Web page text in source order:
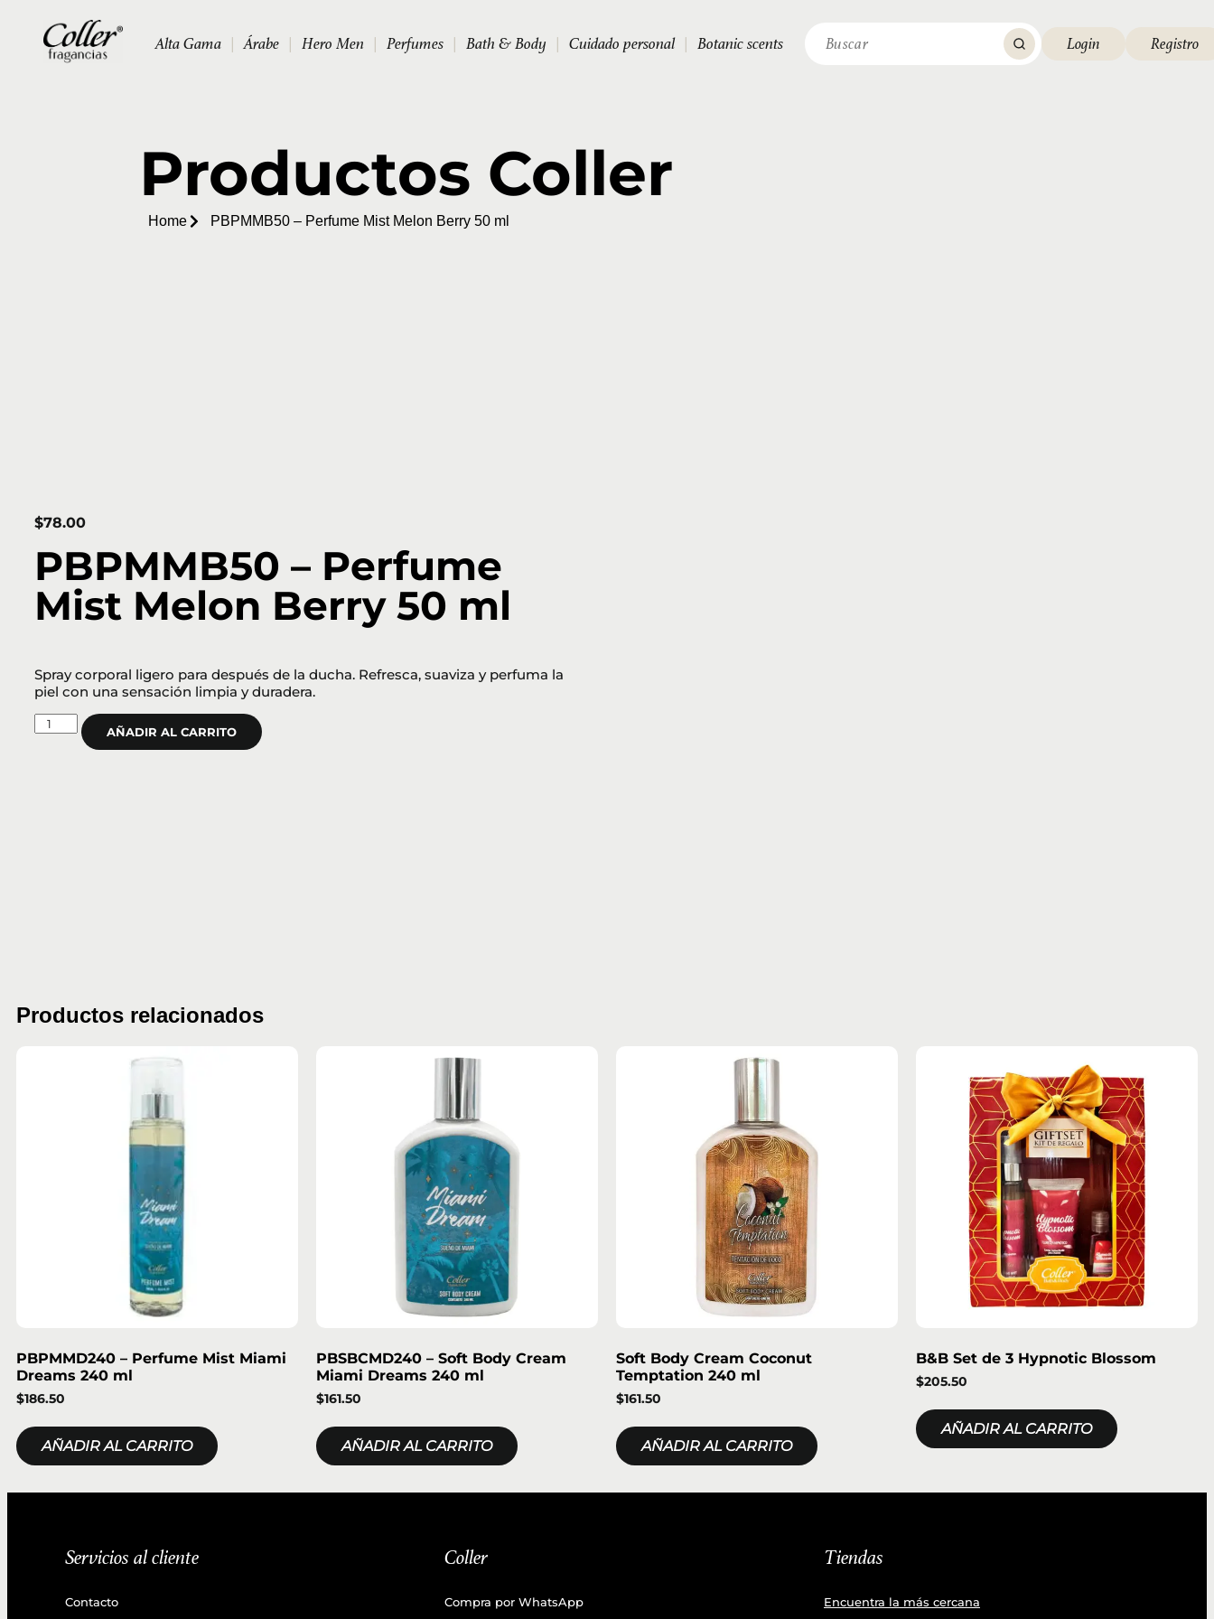
Alta Gama Árabe Hero Men Perfumes Bath & Body Cuidado personal Botanic scents Login Registro
Productos Coller
Home PBPMMB50 – Perfume Mist Melon Berry 50 ml
$78.00
PBPMMB50 – Perfume
Mist Melon Berry 50 ml
Spray corporal ligero para después de la ducha. Refresca, suaviza y perfuma la
piel con una sensación limpia y duradera.
AÑADIR AL CARRITO
Productos relacionados
PBPMMD240 – Perfume Mist Miami
Dreams 240 ml
$186.50
AÑADIR AL CARRITO
PBSBCMD240 – Soft Body Cream
Miami Dreams 240 ml
$161.50
AÑADIR AL CARRITO
Soft Body Cream Coconut
Temptation 240 ml
$161.50
AÑADIR AL CARRITO
B&B Set de 3 Hypnotic Blossom
$205.50
AÑADIR AL CARRITO
Servicios al cliente
Contacto
Coller
Compra por WhatsApp
Tiendas
Encuentra la más cercana